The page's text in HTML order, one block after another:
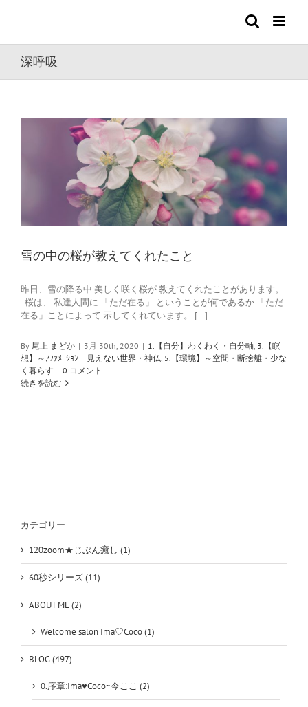
深呼吸
雪の中の桜が教えてくれたこと
昨日、雪の降る中 美しく咲く桜が 教えてくれたことがあります。
桜は、 私達人間に 「ただ在る」 ということが何であるか 「ただ
在る」ことによって 示してくれています。 [...]
By 尾上 まどか | 3月 30th, 2020 | 1.【自分】わくわく・自分軸 3.【瞑
想】～ｱﾌｧﾒｰｼｮﾝ・見えない世界・神仏 5.【環境】～空間・断捨離・少な
く暮らす | 0 コメント
続きを読む
カテゴリー
120zoom★じぶん癒し (1)
60秒シリーズ (11)
ABOUT ME (2)
Welcome salon Ima♡Coco (1)
BLOG (497)
0.序章:Ima♥Coco~今ここ (2)